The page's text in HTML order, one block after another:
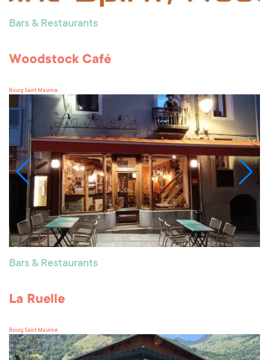
Bars & Restaurants
Woodstock Café
Bourg Saint Maurice
Bars & Restaurants
La Ruelle
Bourg Saint Maurice